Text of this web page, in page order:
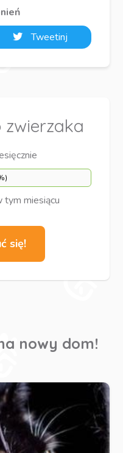
Tweetinj
miesiącu
się!
nowy dom!